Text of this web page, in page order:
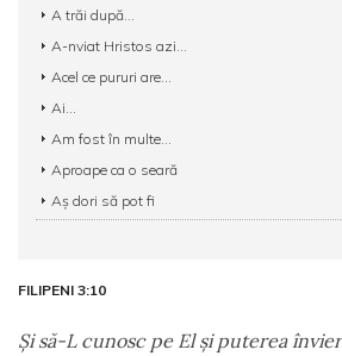
A trăi după...
A-nviat Hristos azi...
Acel ce pururi are...
Ai...
Am fost în multe...
Aproape ca o seară
Aș dori să pot fi
FILIPENI 3:10
Şi să-L cunosc pe El şi puterea